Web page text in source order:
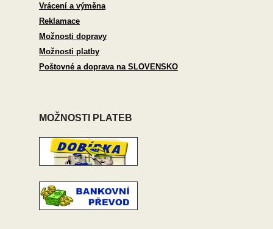
Vrácení a výměna
Reklamace
Možnosti dopravy
Možnosti platby
Poštovné a doprava na SLOVENSKO
MOŽNOSTI PLATEB